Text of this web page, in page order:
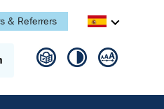
& Referrers